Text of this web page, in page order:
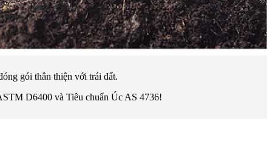
gói thân thiện với trái đất.
D6400 và Tiêu chuẩn Úc AS 4736!